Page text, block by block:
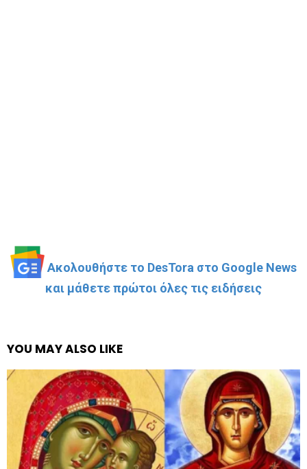
Ακολουθήστε το DesTora στο Google News
και μάθετε πρώτοι όλες τις ειδήσεις
YOU MAY ALSO LIKE